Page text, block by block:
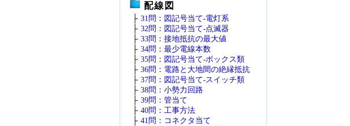
配線図
├ 31問：図記号当て‐電灯系
├ 32問：図記号当て‐点滅器
├ 33問：接地抵抗の最大値
├ 34問：最少電線本数
├ 35問：図記号当て‐ボックス類
├ 36問：電路と大地間の絶縁抵抗
├ 37問：図記号当て‐スイッチ類
├ 38問：小勢力回路
├ 39問：管当て
├ 40問：工事方法
├ 41問：コネクタ当て